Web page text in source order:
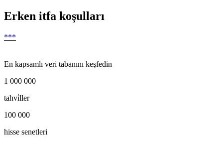
Erken itfa koşulları
***
En kapsamlı veri tabanını keşfedin
1 000 000
tahvi̇ller
100 000
hisse senetleri